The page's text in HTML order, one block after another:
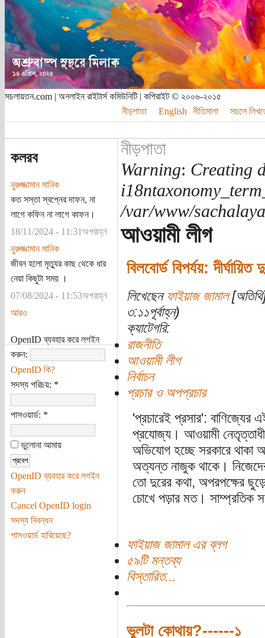
সচলায়তন.com | অনলাইন রাইটার্স কমিউনিটি | কপিরাইট © ২০০৬-২০১৫
নীড়পাতা
English নীতিমালা সচলে
কলরব
নুরুজ্জামান মানিক
কত সস্তা স্বপ্নের দাফন, না
লাগে কফিন না লাগে কাফন।
18/11/2024 - 11:31অপরাহ্ন
নুরুজ্জামান মানিক
জীবন হলো মৃত্যুর কাছ থেকে ধার
নেয়া কিছুটা সময় ।
07/08/2024 - 11:53অপরাহ্ন
আরও
OpenID ব্যবহার করে লগইন
করুন:
OpenID কি?
সদস্য পরিচয়: *
পাসওয়ার্ড: *
ভুলোনা আমায়
OpenID ব্যবহার করে লগইন
করুন
Cancel OpenID login
সদস্য নিবন্ধন
পাসওয়ার্ড হারিয়েছে?
নীড়পাতা
Warning: Creating
/var/www/
আওয়ামী লীগ
বিলবোর্ড বিপর্যয়:
লিখেছেন ফাইয়াজ জামাল
৩:১১পূর্বাহ্ন)
ক্যাটেগরি:
রাজনীতি
আওয়ামী লীগ
নির্বাচন
প্রচার ও অপপ্রচার
'প্রচারেই প্রসার': বাণিজ্যের
প্রযোজ্য। আওয়ামী
অভিযোগ হচ্ছে সরকারে থাকা
অত্যন্ত নাজুক থাকে।
তো দুরের কথা, অপরপক্ষের ছুড়ে
চোখে পড়ার মত। সাম্প্রতিক
ফাইয়াজ জামাল এর ব্লগ
৫৯টি মন্তব্য
বিস্তারিত...
ভুলটা কোথায়?------১